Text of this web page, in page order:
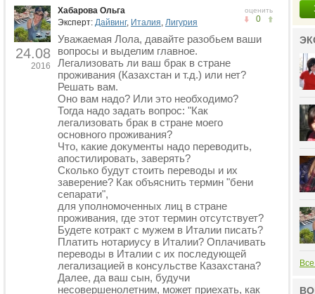
24.08
2016
оценить
0
Хабарова Ольга
Эксперт: Дайвинг, Италия, Лигурия
Уважаемая Лола, давайте разобьем ваши
вопросы и выделим главное.
Легализовать ли ваш брак в стране
проживания (Казахстан и т.д.) или нет?
Решать вам.
Оно вам надо? Или это необходимо?
Тогда надо задать вопрос: "Как
легализовать брак в стране моего
основного проживания?
Что, какие документы надо переводить,
апостилировать, заверять?
Сколько будут стоить переводы и их
заверение? Как объяснить термин "бени
сепарати",
для уполномоченных лиц в стране
проживания, где этот термин отсутствует?
Будете котракт с мужем в Италии писать?
Платить нотариусу в Италии? Оплачивать
переводы в Италии с их последующей
легализацией в консульстве Казахстана?
Далее, да ваш сын, будучи
несовершенолетним, может приехать, как